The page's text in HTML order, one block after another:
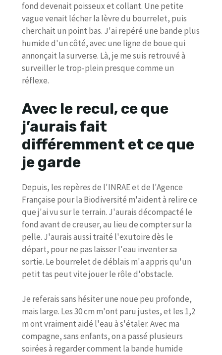
fond devenait poisseux et collant. Une petite
vague venait lécher la lèvre du bourrelet, puis
cherchait un point bas. J'ai repéré une bande plus
humide d'un côté, avec une ligne de boue qui
annonçait la surverse. Là, je me suis retrouvé à
surveiller le trop-plein presque comme un
réflexe.
Avec le recul, ce que
j’aurais fait
différemment et ce que
je garde
Depuis, les repères de l'INRAE et de l'Agence
Française pour la Biodiversité m'aident à relire ce
que j'ai vu sur le terrain. J'aurais décompacté le
fond avant de creuser, au lieu de compter sur la
pelle. J'aurais aussi traité l'exutoire dès le
départ, pour ne pas laisser l'eau inventer sa
sortie. Le bourrelet de déblais m'a appris qu'un
petit tas peut vite jouer le rôle d'obstacle.
Je referais sans hésiter une noue peu profonde,
mais large. Les 30 cm m'ont paru justes, et les 1,2
m ont vraiment aidé l'eau à s'étaler. Avec ma
compagne, sans enfants, on a passé plusieurs
soirées à regarder comment la bande humide